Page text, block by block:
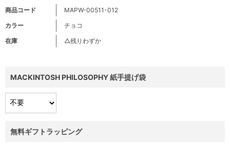
商品コード
MAPW-00511-012
カラー
チョコ
在庫
△残りわずか
MACKINTOSH PHILOSOPHY 紙手提げ袋
無料ギフトラッピング